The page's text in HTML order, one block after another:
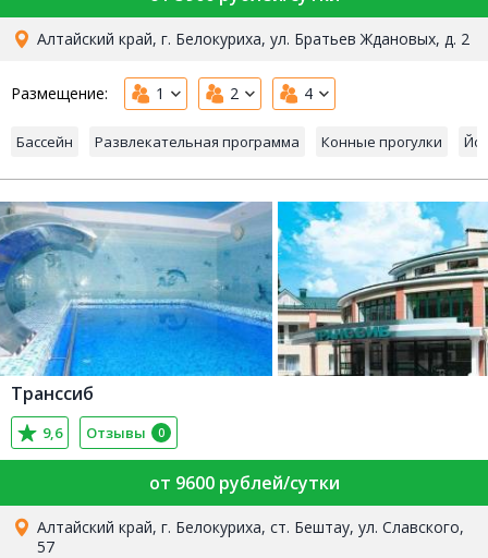
Алтайский край, г. Белокуриха, ул. Братьев Ждановых, д. 2
Размещение: 1 2 4
Бассейн Развлекательная программа Конные прогулки
Транссиб
9,6 Отзывы 0
от 9600 рублей/сутки
Алтайский край, г. Белокуриха, ст. Бештау, ул. Славского,
57